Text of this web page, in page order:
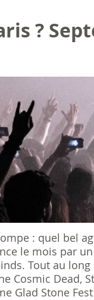
?
: quel bel
le mois par
Tout au
Cosmic Dead,
Glad Stone